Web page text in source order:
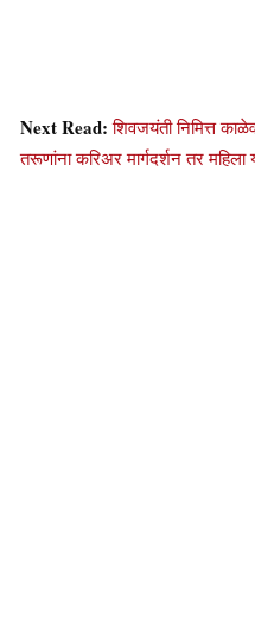
Next Read:शिवजयंती निमित्त
तरूणांना करिअर मार्गदर्शन तर